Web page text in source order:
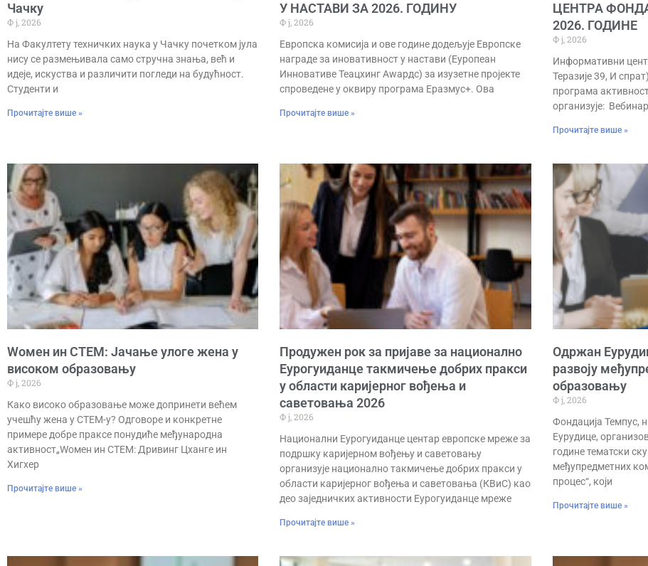
Чачку
Ф ј, 2026
На Факултету техничких наука у Чачку почетком јула
нису се размењивала само стручна знања, већ и
идеје, искуства и различити погледи на будућност.
Студенти и
Прочитајте више »
У НАСТАВИ ЗА 2026. ГОДИНУ
Ф ј, 2026
Европска комисија и ове године додељује Европске
награде за иновативност у настави (Еуропеан
Инновативе Теацхинг Аwардс) за изузетне пројекте
спроведене у оквиру програма Еразмус+. Ова
Прочитајте више »
ЦЕНТРА
2026. ГОДИНЕ
Ф ј, 2026
Информативни
Теразије 39, И
програма
организује:
Прочитајте више »
Wомен ин СТЕМ: Јачање улоге жена у
високом образовању
Ф ј, 2026
Како високо образовање може допринети већем
учешћу жена у СТЕМ-у? Одговоре и конкретне
примере добре праксе понудиће међународна
активност„Wомен ин СТЕМ: Дривинг Цханге ин
Хигхер
Прочитајте више »
Продужен рок за пријаве за национално
Еурогуиданце такмичење добрих пракси
у области каријерног вођења и
саветовања 2026
Ф ј, 2026
Национални Еурогуиданце центар европске мреже за
подршку каријерном вођењу и саветовању
организује национално такмичење добрих пракси у
области каријерног вођења и саветовања (КВиС) као
део заједничких активности Еурогуиданце мреже
Прочитајте више »
Одржан
развоју
образовању
Ф ј, 2026
Фондација Темпус,
Еурyдице,
године тематски
међупредметних
процес“, који
Прочитајте више »